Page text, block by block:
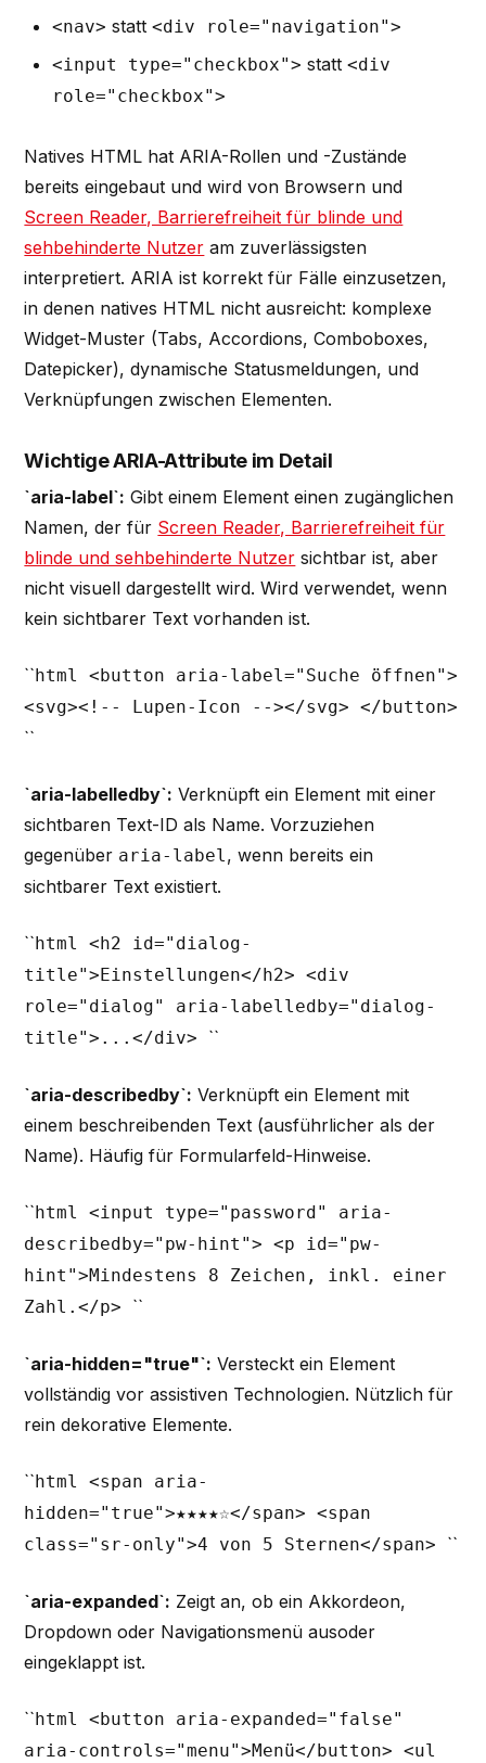
<nav> statt <div role="navigation">
<input type="checkbox"> statt <div
role="checkbox">
Natives HTML hat ARIA-Rollen und -Zustände
bereits eingebaut und wird von Browsern und
Screen Reader, Barrierefreiheit für blinde und
sehbehinderte Nutzer am zuverlässigsten
interpretiert. ARIA ist korrekt für Fälle einzusetzen,
in denen natives HTML nicht ausreicht: komplexe
Widget-Muster (Tabs, Accordions, Comboboxes,
Datepicker), dynamische Statusmeldungen, und
Verknüpfungen zwischen Elementen.
Wichtige ARIA-Attribute im Detail
`aria-label`: Gibt einem Element einen zugänglichen
Namen, der für Screen Reader, Barrierefreiheit für
blinde und sehbehinderte Nutzer sichtbar ist, aber
nicht visuell dargestellt wird. Wird verwendet, wenn
kein sichtbarer Text vorhanden ist.
`` html <button aria-label="Suche öffnen">
<svg><!-- Lupen-Icon --></svg> </button>
``
`aria-labelledby`: Verknüpft ein Element mit einer
sichtbaren Text-ID als Name. Vorzuziehen
gegenüber aria-label, wenn bereits ein
sichtbarer Text existiert.
`` html <h2 id="dialog-
title">Einstellungen</h2> <div
role="dialog" aria-labelledby="dialog-
title">...</div> ``
`aria-describedby`: Verknüpft ein Element mit
einem beschreibenden Text (ausführlicher als der
Name). Häufig für Formularfeld-Hinweise.
`` html <input type="password" aria-
describedby="pw-hint"> <p id="pw-
hint">Mindestens 8 Zeichen, inkl. einer
Zahl.</p> ``
`aria-hidden="true"`: Versteckt ein Element
vollständig vor assistiven Technologien. Nützlich für
rein dekorative Elemente.
`` html <span aria-
hidden="true">★★★★☆</span> <span
class="sr-only">4 von 5 Sternen</span> ``
`aria-expanded`: Zeigt an, ob ein Akkordeon,
Dropdown oder Navigationsmenü ausoder
eingeklappt ist.
`` html <button aria-expanded="false"
aria-controls="menu">Menü</button> <ul